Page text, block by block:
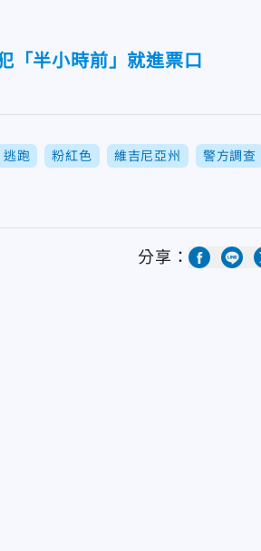
「半小時前」就進票口
逃跑 粉紅色 維吉尼亞州 警方調查
分享：